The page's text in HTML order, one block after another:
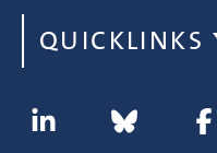
QUICKLINKS